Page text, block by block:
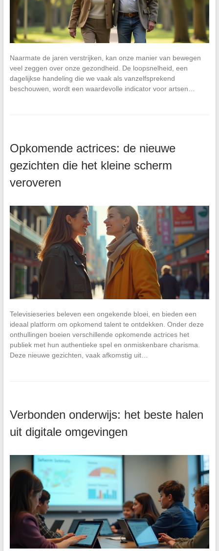
Naarmate de jaren verstrijken, kan onze manier van bewegen
veel zeggen over onze gezondheid. De loopsnelheid, een
dagelijkse handeling die we vaak als vanzelfsprekend
beschouwen, wordt een waardevolle indicator voor artsen…
Opkomende actrices: de nieuwe
gezichten die het kleine scherm
veroveren
Televisieseries beleven een ongekende bloei, en bieden een
ideaal platform om opkomend talent te ontdekken. Onder deze
onthullingen boeien verschillende opkomende actrices het
publiek met hun authentieke spel en onmiskenbare charisma.
Deze nieuwe gezichten, vaak afkomstig uit…
Verbonden onderwijs: het beste halen
uit digitale omgevingen